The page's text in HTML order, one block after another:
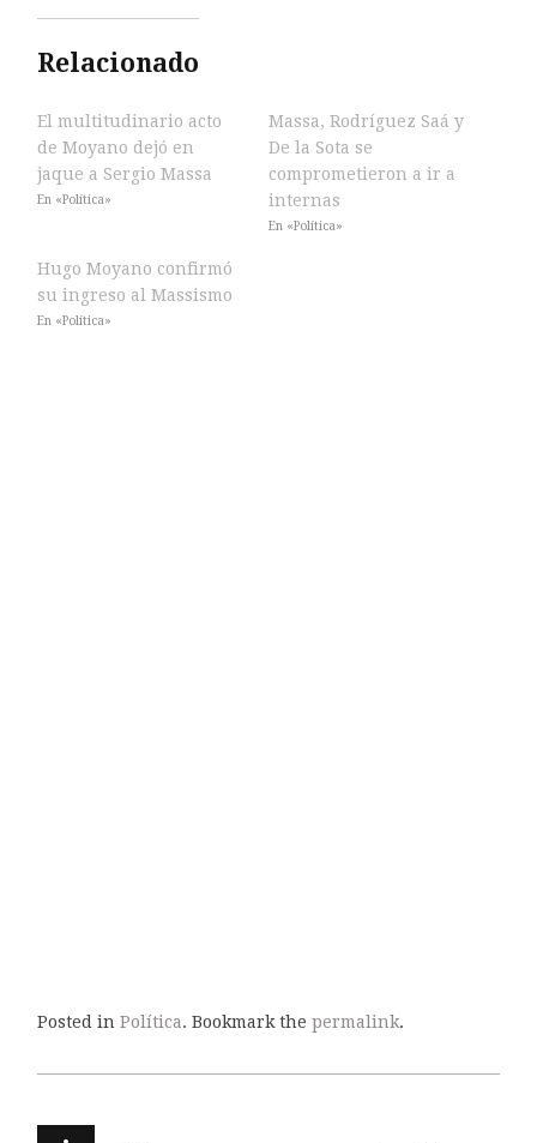
Relacionado
El multitudinario acto
de Moyano dejó en
jaque a Sergio Massa
En «Política»
Massa, Rodríguez Saá y
De la Sota se
comprometieron a ir a
internas
En «Política»
Hugo Moyano confirmó
su ingreso al Massismo
En «Política»
Posted in Política. Bookmark the permalink.